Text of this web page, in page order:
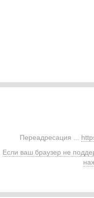
Переадресация ...
Если ваш браузер не